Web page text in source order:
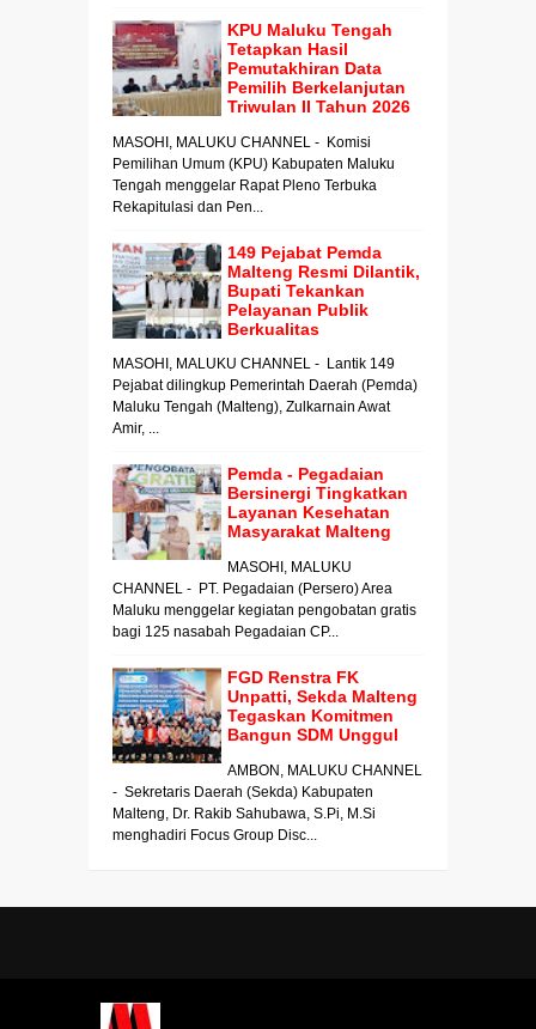
KPU Maluku Tengah
Tetapkan Hasil
Pemutakhiran Data
Pemilih Berkelanjutan
Triwulan II Tahun 2026
MASOHI, MALUKU CHANNEL - Komisi
Pemilihan Umum (KPU) Kabupaten Maluku
Tengah menggelar Rapat Pleno Terbuka
Rekapitulasi dan Pen...
149 Pejabat Pemda
Malteng Resmi Dilantik,
Bupati Tekankan
Pelayanan Publik
Berkualitas
MASOHI, MALUKU CHANNEL - Lantik 149
Pejabat dilingkup Pemerintah Daerah (Pemda)
Maluku Tengah (Malteng), Zulkarnain Awat
Amir, ...
Pemda - Pegadaian
Bersinergi Tingkatkan
Layanan Kesehatan
Masyarakat Malteng
MASOHI, MALUKU
CHANNEL - PT. Pegadaian (Persero) Area
Maluku menggelar kegiatan pengobatan gratis
bagi 125 nasabah Pegadaian CP...
FGD Renstra FK
Unpatti, Sekda Malteng
Tegaskan Komitmen
Bangun SDM Unggul
AMBON, MALUKU CHANNEL
- Sekretaris Daerah (Sekda) Kabupaten
Malteng, Dr. Rakib Sahubawa, S.Pi, M.Si
menghadiri Focus Group Disc...